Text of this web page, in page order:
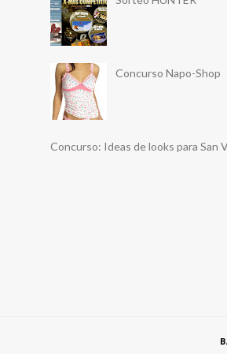
Concurso Napo-Shop
Concurso: Ideas de looks para San